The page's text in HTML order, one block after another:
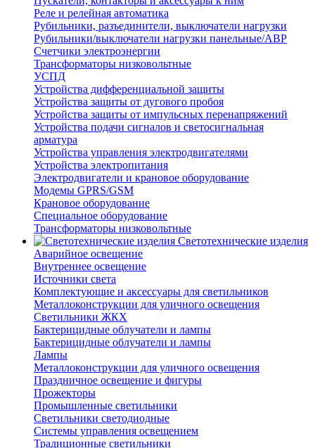
Реле и релейная автоматика
Рубильники, разъединители, выключатели нагрузки
Рубильники/выключатели нагрузки панельные/АВР
Счетчики электроэнергии
Трансформаторы низковольтные
УСПД
Устройства дифференциальной защиты
Устройства защиты от дугового пробоя
Устройства защиты от импульсных перенапряжений
Устройства подачи сигналов и светосигнальная
арматура
Устройства управления электродвигателями
Устройства электропитания
Электродвигатели и крановое оборудование
Модемы GPRS/GSM
Крановое оборудование
Специальное оборудование
Трансформаторы низковольтные
Светотехнические изделия
Аварийное освещение
Внутреннее освещение
Источники света
Комплектующие и аксессуары для светильников
Металлоконструкции для уличного освещения
Светильники ЖКХ
Бактерицидные облучатели и лампы
Бактерицидные облучатели и лампы
Лампы
Металлоконструкции для уличного освещения
Праздничное освещение и фигуры
Прожекторы
Промышленные светильники
Светильники светодиодные
Системы управления освещением
Традиционные светильники